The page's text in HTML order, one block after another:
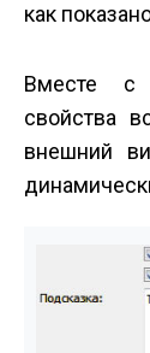
как
Вместе с
свойства
внешний